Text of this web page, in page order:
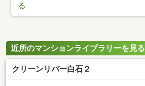
る
近所のマンションライブラリーを見る
クリーンリバー白石２